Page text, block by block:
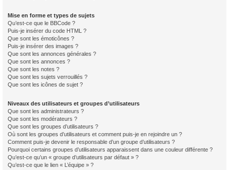
Mise en forme et types de sujets
Qu’est-ce que le BBCode ?
Puis-je insérer du code HTML ?
Que sont les émoticônes ?
Puis-je insérer des images ?
Que sont les annonces générales ?
Que sont les annonces ?
Que sont les notes ?
Que sont les sujets verrouillés ?
Que sont les icônes de sujet ?
Niveaux des utilisateurs et groupes d’utilisateurs
Que sont les administrateurs ?
Que sont les modérateurs ?
Que sont les groupes d’utilisateurs ?
Où sont les groupes d’utilisateurs et comment puis-je en rejoindre un ?
Comment puis-je devenir le responsable d’un groupe d’utilisateurs ?
Pourquoi certains groupes d’utilisateurs apparaissent dans une couleur différente ?
Qu’est-ce qu’un « groupe d’utilisateurs par défaut » ?
Qu’est-ce que le lien « L’équipe » ?